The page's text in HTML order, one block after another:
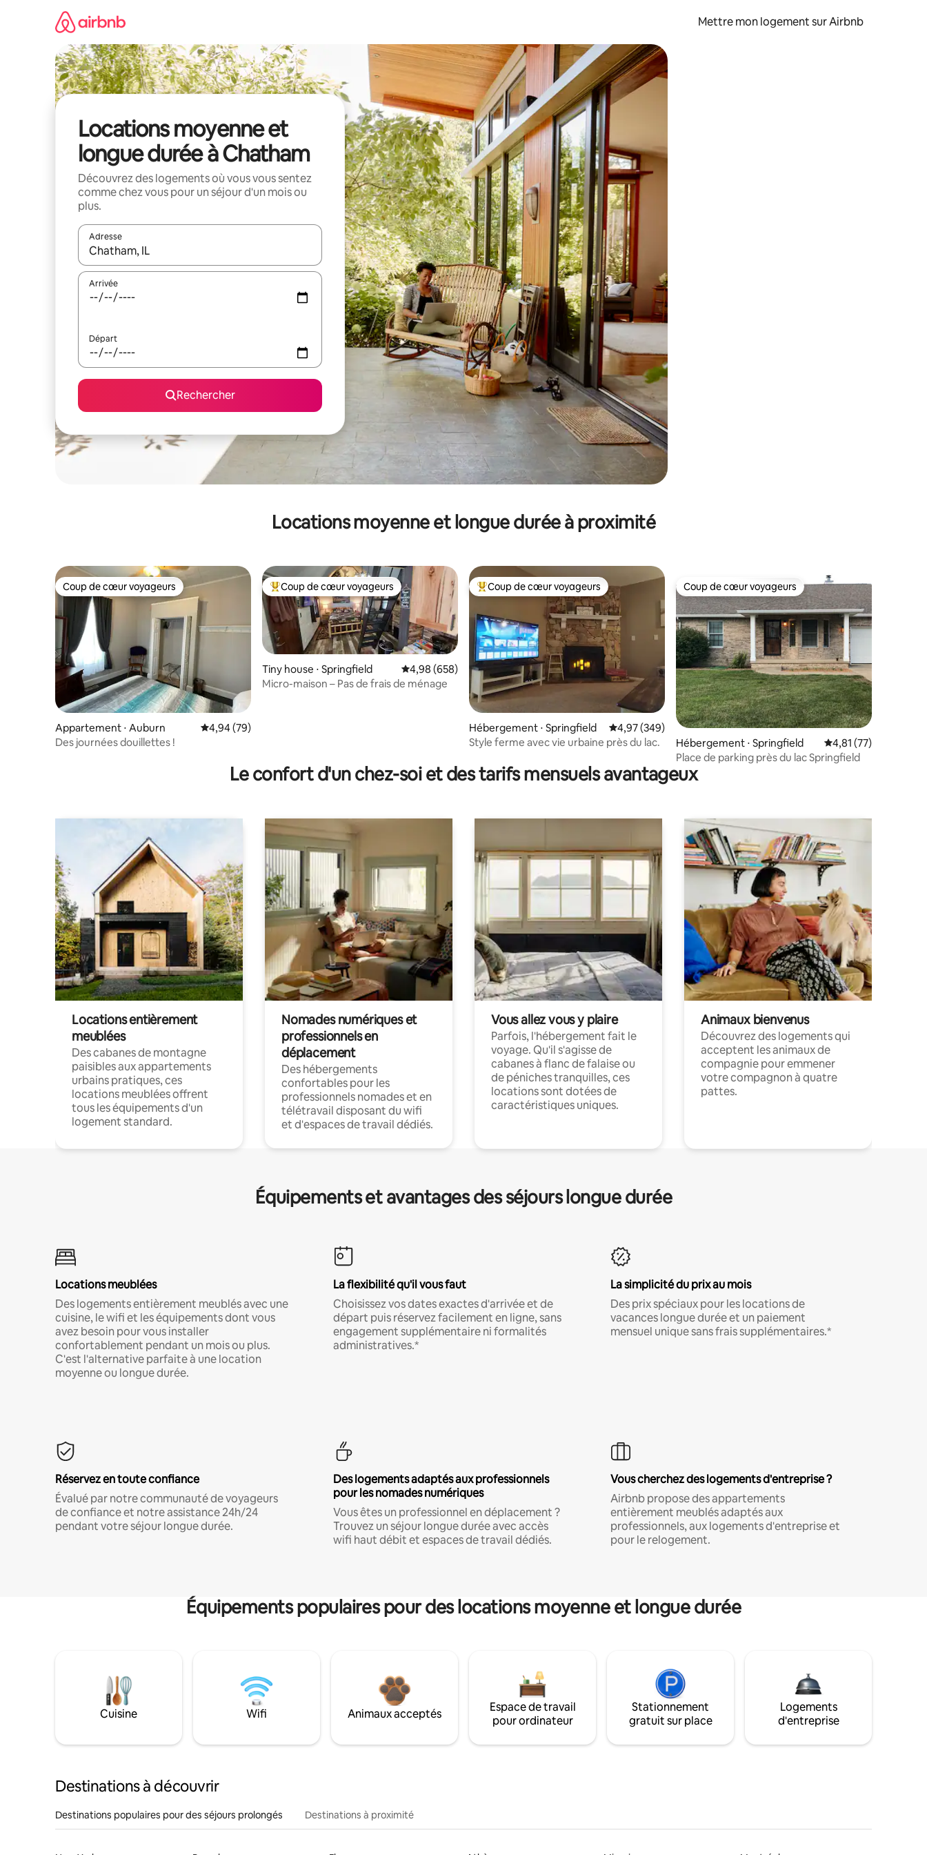
Mettre mon logement sur Airbnb
Locations moyenne et
longue durée à Chatham
Découvrez des logements où vous vous sentez
comme chez vous pour un séjour d'un mois ou
plus.
Adresse
Lorsque les résultats s'affichent, utilisez les flèches vers le haut et vers le bas pour les parcourir ou en appuyant et en faisant glisser.
Arrivée
Départ
Rechercher
Locations moyenne et longue durée à proximité
Coup de cœur voyageurs
Coup de cœur voyageurs
Appartement ⋅ Auburn Évaluation moyenne sur la base de 79 commentaires : 4,94 sur 5
4,94 (79)
Des journées douillettes !
Coups de cœur voyageurs les plus appréciés
Coup de cœur voyageurs
Tiny house ⋅ Springfield Évaluation moyenne sur la base de 658 commentaires : 4,98 sur 5
4,98 (658)
Micro-maison – Pas de frais de ménage
Coups de cœur voyageurs les plus appréciés
Coup de cœur voyageurs
Hébergement ⋅ Springfield Évaluation moyenne sur la base de 349 commentaires : 4,97 sur 5
4,97 (349)
Style ferme avec vie urbaine près du lac.
Coup de cœur voyageurs
Coup de cœur voyageurs
Hébergement ⋅ Springfield Évaluation moyenne
4,81 (77)
Place de parking près du lac Springfield
Le confort d'un chez-soi et des tarifs mensuels avantageux
Locations entièrement
meublées
Des cabanes de montagne
paisibles aux appartements
urbains pratiques, ces
locations meublées offrent
tous les équipements d'un
logement standard.
Nomades numériques et
professionnels en
déplacement
Des hébergements
confortables pour les
professionnels nomades et en
télétravail disposant du wifi
et d'espaces de travail dédiés.
Vous allez vous y plaire
Parfois, l'hébergement fait le
voyage. Qu'il s'agisse de
cabanes à flanc de falaise ou
de péniches tranquilles, ces
locations sont dotées de
caractéristiques uniques.
Animaux bienvenus
Découvrez des logements qui
acceptent les animaux de
compagnie pour emmener
votre compagnon à quatre
pattes.
Équipements et avantages des séjours longue durée
Locations meublées
Des logements entièrement meublés avec une
cuisine, le wifi et les équipements dont vous
avez besoin pour vous installer
confortablement pendant un mois ou plus.
C'est l'alternative parfaite à une location
moyenne ou longue durée.
La flexibilité qu'il vous faut
Choisissez vos dates exactes d'arrivée et de
départ puis réservez facilement en ligne, sans
engagement supplémentaire ni formalités
administratives.*
La simplicité du prix au mois
Des prix spéciaux pour les locations de
vacances longue durée et un paiement
mensuel unique sans frais supplémentaires.*
Réservez en toute confiance
Évalué par notre communauté de voyageurs
de confiance et notre assistance 24h/24
pendant votre séjour longue durée.
Des logements adaptés aux professionnels
pour les nomades numériques
Vous êtes un professionnel en déplacement ?
Trouvez un séjour longue durée avec accès
wifi haut débit et espaces de travail dédiés.
Vous cherchez des logements d'entreprise ?
Airbnb propose des appartements
entièrement meublés adaptés aux
professionnels, aux logements d'entreprise et
pour le relogement.
Équipements populaires pour des locations moyenne et longue durée
Cuisine Wifi Animaux acceptés
Espace de travail
pour ordinateur
Stationnement
gratuit sur place
Logements
d'entreprise
Destinations à découvrir
Destinations populaires pour des séjours prolongés Destinations à proximité